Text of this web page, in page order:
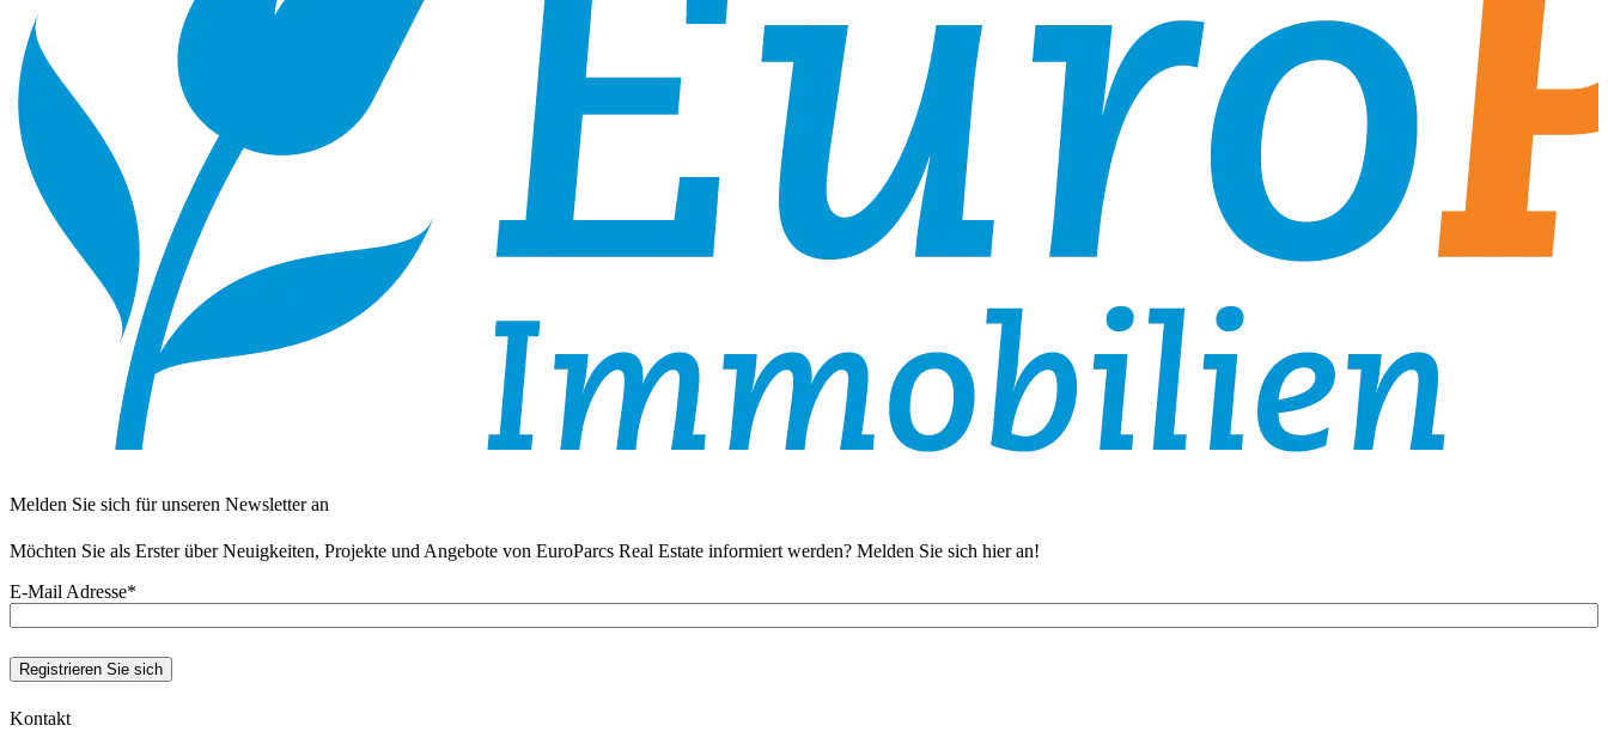
Melden Sie sich für unseren Newsletter an
Möchten Sie als Erster über Neuigkeiten, Projekte und Angebote von EuroParcs Real Estate informiert werden? Melden Sie sich hier an!
E-Mail Adresse*
Kontakt